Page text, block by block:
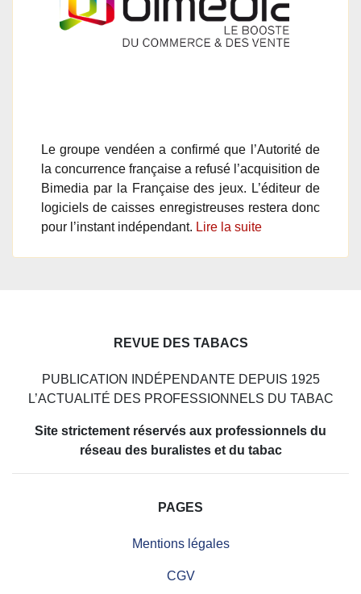
Le groupe vendéen a confirmé que l’Autorité de
la concurrence française a refusé l’acquisition de
Bimedia par la Française des jeux. L’éditeur de
logiciels de caisses enregistreuses restera donc
pour l’instant indépendant. Lire la suite
REVUE DES TABACS
PUBLICATION INDÉPENDANTE DEPUIS 1925
L’ACTUALITÉ DES PROFESSIONNELS DU TABAC
Site strictement réservés aux professionnels du
réseau des buralistes et du tabac
PAGES
Mentions légales
CGV